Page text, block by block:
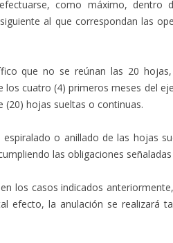
como máximo, dentro
al que correspondan las
que no se reúnan las 20
los cuatro (4) primeros meses del
(20) hojas sueltas o continuas.
espiralado o anillado de las hojas
las obligaciones
los casos indicados
efecto, la anulación se realizará